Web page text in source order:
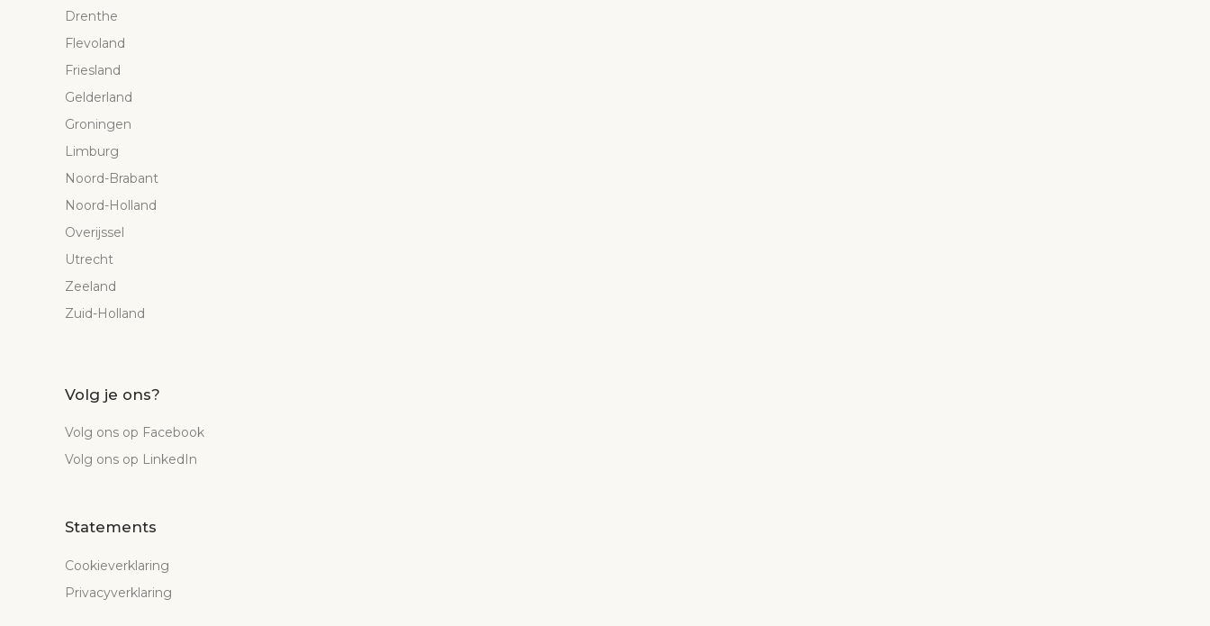
Drenthe
Flevoland
Friesland
Gelderland
Groningen
Limburg
Noord-Brabant
Noord-Holland
Overijssel
Utrecht
Zeeland
Zuid-Holland
Volg je ons?
Volg ons op Facebook
Volg ons op LinkedIn
Statements
Cookieverklaring
Privacyverklaring